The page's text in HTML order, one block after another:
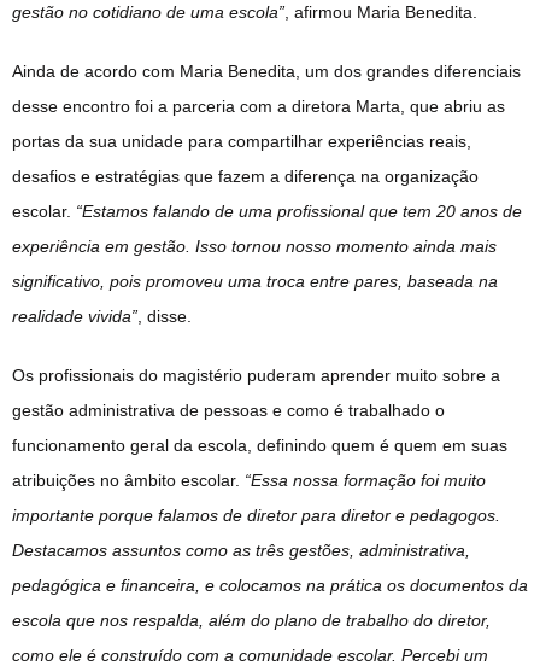
gestão no cotidiano de uma escola” , afirmou Maria Benedita.
Ainda de acordo com Maria Benedita, um dos grandes diferenciais
desse encontro foi a parceria com a diretora Marta, que abriu as
portas da sua unidade para compartilhar experiências reais,
desafios e estratégias que fazem a diferença na organização
escolar. “Estamos falando de uma profissional que tem 20 anos de
experiência em gestão. Isso tornou nosso momento ainda mais
significativo, pois promoveu uma troca entre pares, baseada na
realidade vivida” , disse.
Os profissionais do magistério puderam aprender muito sobre a
gestão administrativa de pessoas e como é trabalhado o
funcionamento geral da escola, definindo quem é quem em suas
atribuições no âmbito escolar. “Essa nossa formação foi muito
importante porque falamos de diretor para diretor e pedagogos.
Destacamos assuntos como as três gestões, administrativa,
pedagógica e financeira, e colocamos na prática os documentos da
escola que nos respalda, além do plano de trabalho do diretor,
como ele é construído com a comunidade escolar. Percebi um